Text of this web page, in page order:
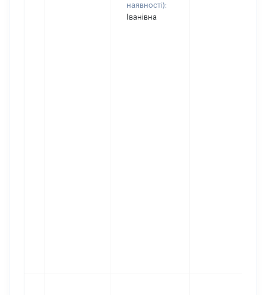
наявності):
Іванівна